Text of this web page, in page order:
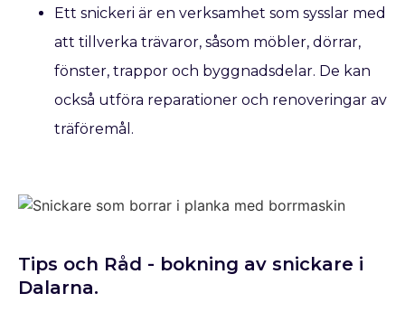
Ett snickeri är en verksamhet som sysslar med
att tillverka trävaror, såsom möbler, dörrar,
fönster, trappor och byggnadsdelar. De kan
också utföra reparationer och renoveringar av
träföremål.
Tips och Råd - bokning av snickare​ i
Dalarna.